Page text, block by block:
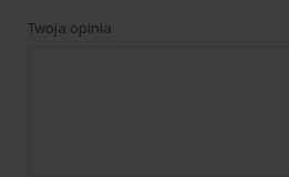
Twoja opinia